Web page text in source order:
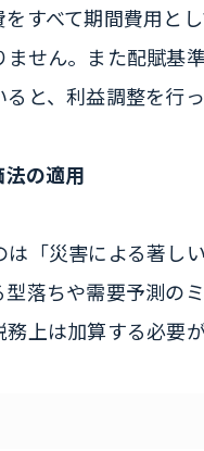
すべて期間費用と
せん。また配賦基
と、利益調整を行
の適用
「災害による著し
落ちや需要予測の
上は加算する必要が